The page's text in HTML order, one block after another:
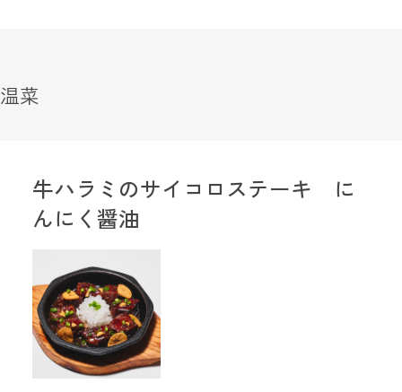
温菜
牛ハラミのサイコロステーキ に
んにく醤油